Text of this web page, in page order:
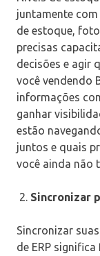
juntamente
de estoque,
precisas
decisões e agir
você vendendo
informações
ganhar
estão
juntos e quais
você ainda não
Sincronizar
Sincronizar
de ERP